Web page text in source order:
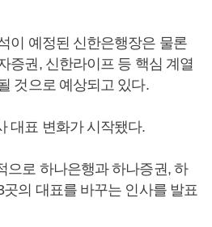
이 예정된 신한은행장은 물론
증권, 신한라이프 등 핵심 계열
것으로 예상되고 있다.
대표 변화가 시작됐다.
으로 하나은행과 하나증권, 하
의 대표를 바꾸는 인사를 발표